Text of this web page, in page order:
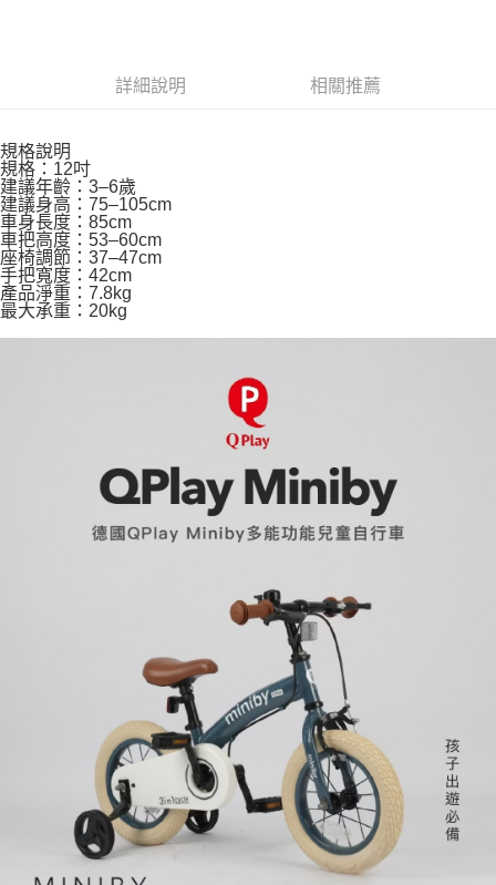
是否繳費成功／繳費後需取消欲退款等相關疑問，請聯繫「AFTEE先享後付
【注意事項】
１．透過由恩沛科技股份有限公司提供之「AFTEE先享後付」服務完成之交
易，需依本服務之必要範圍內提供個人資料，並將交易相關給付款項請求債
權轉讓予恩沛科技股份有限公司。
２．關於個人資料處理事宜，請瀏覽以下網址：
https://aftee.tw/terms/#terms3
３．未成年的使用者請事先徵得法定代理人或監護人之同意方可使用
「AFTEE先享後付」，若未經同意申辦者引起之損失，本公司不負相關責
任。
５．嚴禁一人註冊多個帳號或使用他人資訊註冊。若發現惡意使用之情形，
恩沛科技股份有限公司將有權停止該用戶之使用額度並採取法律行動。
詳細說明 相關推薦
規格說明
規格：12吋
建議年齡：3–6歲
建議身高：75–105cm
車身長度：85cm
車把高度：53–60cm
座椅調節：37–47cm
手把寬度：42cm
產品淨重：7.8kg
最大承重：20kg